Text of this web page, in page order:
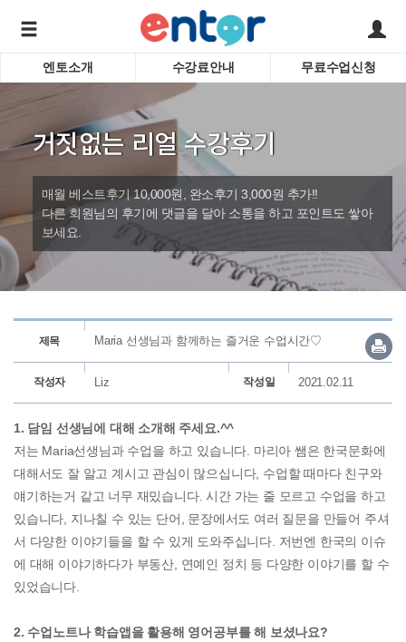
학습도우미 G1
바로가기
서비스안내
강사소개
회사소개
어린이
영자신
수업
엔토소개 수강료안내 무료수업신청
거짓없는 리얼 수강후기
매월 베스트후기 10,000원, 완소후기 3,000원 추가!!
다른 회원님의 후기에 댓글을 달아 소통을 하고 포인트도 쌓아
보세요.
제목 Maria 선생님과 함께하는 즐거운 수업시간♡
작성자 Liz 작성일 2021.02.11
1. 담임 선생님에 대해 소개해 주세요.^^
저는 Maria선생님과 수업을 하고 있습니다. 마리아 쌤은 한국문화에
대해서도 잘 알고 계시고 관심이 많으십니다, 수업할 때마다 친구와
얘기하는거 같고 너무 재밌습니다. 시간 가는 줄 모르고 수업을 하고
있습니다, 지나칠 수 있는 단어, 문장에서도 여러 질문을 만들어 주셔
서 다양한 이야기들을 할 수 있게 도와주십니다. 저번엔 한국의 이슈
에 대해 이야기하다가 부동산, 연예인 정치 등 다양한 이야기를 할 수
있었습니다.
2. 수업노트나 학습앱을 활용해 영어공부를 해 보셨나요?